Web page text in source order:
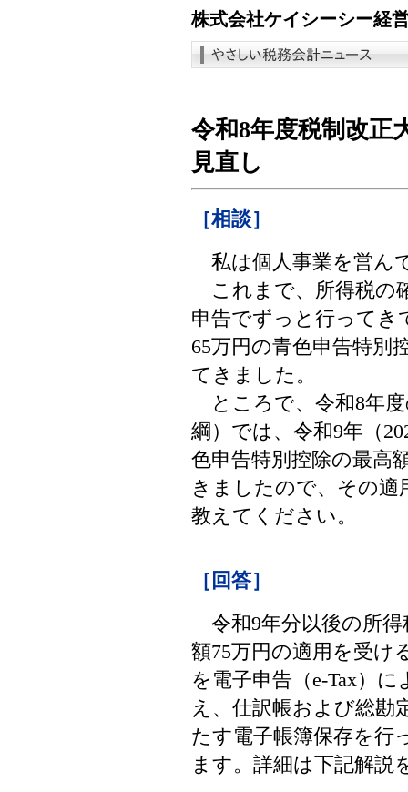
株式会社ケイシーシー経
令和8年度税制改正
見直し
［相談］
私は個人事業を営ん
これまで、所得税の
申告でずっと行ってき
65万円の青色申告特別
てきました。
ところで、令和8年
綱）では、令和9年（
色申告特別控除の最高
きましたので、その
教えてください。
［回答］
令和9年分以後の所得
額75万円の適用を受け
を電子申告（e-Tax）
え、仕訳帳および総勘
たす電子帳簿保存を行
ます。詳細は下記解説